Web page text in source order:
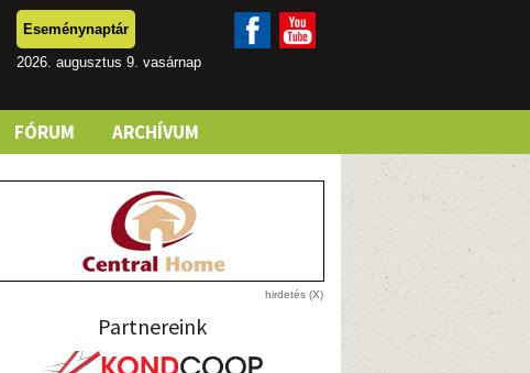
Eseménynaptár
2026. augusztus 9. vasárnap
FÓRUM ARCHÍVUM
Partnereink